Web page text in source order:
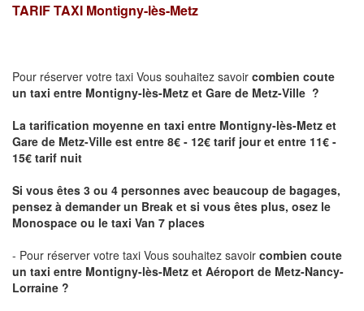
TARIF TAXI Montigny-lès-Metz
Pour réserver votre taxi Vous souhaitez savoir combien coute
un taxi entre Montigny-lès-Metz et Gare de Metz-Ville ?
La tarification moyenne en taxi entre Montigny-lès-Metz et
Gare de Metz-Ville est entre 8€ - 12€ tarif jour et entre 11€ -
15€ tarif nuit
Si vous êtes 3 ou 4 personnes avec beaucoup de bagages,
pensez à demander un Break et si vous êtes plus, osez le
Monospace ou le taxi Van 7 places
- Pour réserver votre taxi Vous souhaitez savoir combien coute
un taxi entre Montigny-lès-Metz et Aéroport de Metz-Nancy-
Lorraine ?